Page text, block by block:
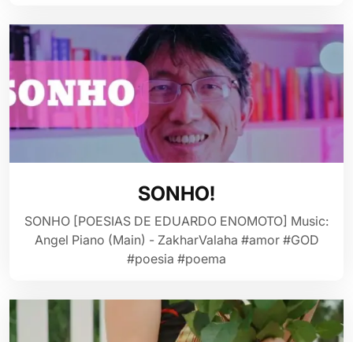
SONHO!
SONHO [POESIAS DE EDUARDO ENOMOTO] Music:
Angel Piano (Main) - ZakharValaha #amor #GOD
#poesia #poema